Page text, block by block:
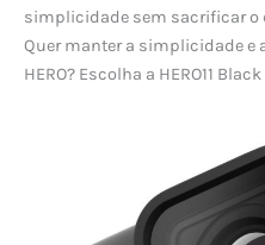
simplicidade sem sacrificar o
Quer manter a simplicidade
HERO? Escolha a HERO11